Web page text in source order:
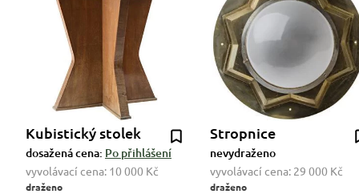
Kubistický stolek
dosažená cena: Po přihlášení
vyvolávací cena: 10 000 Kč
draženo
Stropnice
nevydraženo
vyvolávací cena: 29 000 Kč
draženo